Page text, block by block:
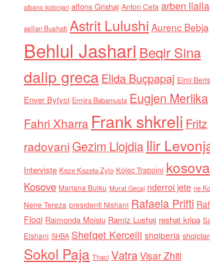
albano kolonjari alfons Grishaj Anton Cefa arben llalla
asllan Bushati Astrit Lulushi Aurenc Bebja
Behlul Jashari Beqir Sina
dalip grecaElida Buçpapaj Elmi
Enver Bytyci Ermira Babamusta Eugjen Merlika
Fahri Xharra Frank shkreli Fritz
radovaniGezim Llojdia Ilir
Interviste Keze Kozeta Zylo Kolec Traboini kosova
Kosove Marjana Bulku Murat Gecaj nderroi jete ne
Nene Tereza presidenti Nishani Rafaela Prifti
Floqi Raimonda Moisiu Ramiz Lushaj reshat kripa
Elshani SHBA Shefqet Kercelli shqiperia
Sokol Paja Thaci VatraVisar Zhiti